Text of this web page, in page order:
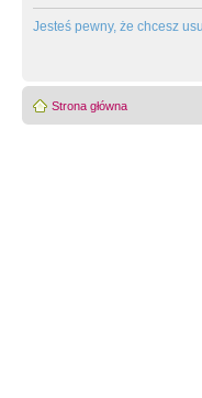
Jesteś pewny, że chcesz
Strona główna